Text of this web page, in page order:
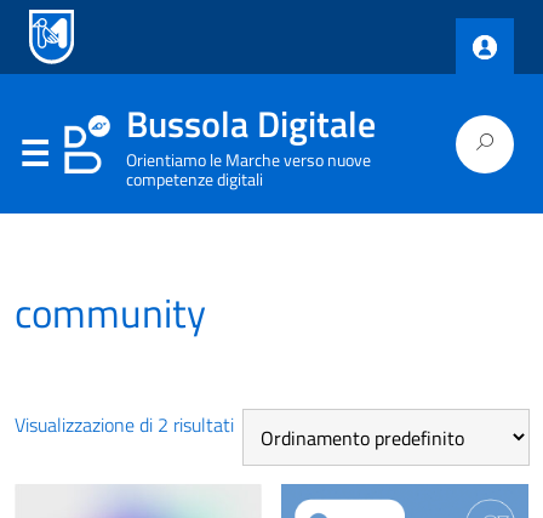
Bussola Digitale
Orientiamo le Marche verso nuove
competenze digitali
community
Visualizzazione di 2 risultati